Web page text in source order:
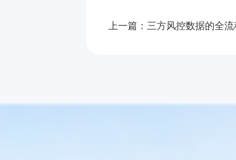
上一篇：三方风控数据的全